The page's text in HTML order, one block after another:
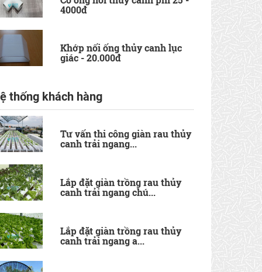
4000đ
Khớp nối ống thủy canh lục
giác - 20.000đ
thống khách hàng
Tư vấn thi công giàn rau thủy
canh trải ngang...
Lắp đặt giàn trồng rau thủy
canh trải ngang chú...
Lắp đặt giàn trồng rau thủy
canh trải ngang a...